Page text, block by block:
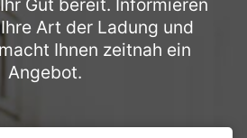
Gut bereit. Informieren
Art der Ladung und
Ihnen zeitnah ein
Angebot.